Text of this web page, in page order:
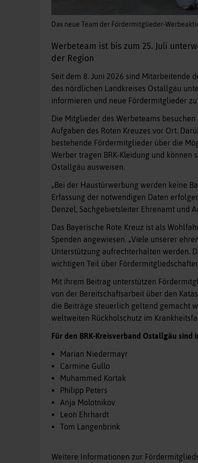
Das neue Team der Fördermitglieder-
Werbeteam ist bis zum 25. Juli
der Region
Seit dem 8. Juni 2026 sind Mitarbeitende
des nördlichen Landkreises Ostallgäu
informieren und neue Fördermitglieder
Die Mitglieder des Werbeteams
Aufgaben des Roten Kreuzes vor Ort.
bestehende Fördermitglieder über die
Werber tragen BRK-Kleidung und können
Ostallgäu ausweisen.
„Bei der Haustürwerbung werden keine
Erfassung der notwendigen Daten
Denzel, Sachgebietsleiter Ehrenamt und
Das Bayerische Rote Kreuz ist als
Spenden angewiesen. „Viele unserer
Unterstützung aufrechterhalten werden.
wichtigen Teil über
Mit ihrem Beitrag unterstützen
von der Bereitschaftsarbeit über den
die Beiträge steuerlich geltend gemacht
weltweiten Rückholschutz im
Für den BRK-Kreisverband Ostallgäu sind
Marian Niedermayr
Carmine Gullo
Muhammed Kortak
Philipp Peters
Anja Molotnikov
Leon Ehrhardt
Tom Langenbrink
Weitere Informationen zur